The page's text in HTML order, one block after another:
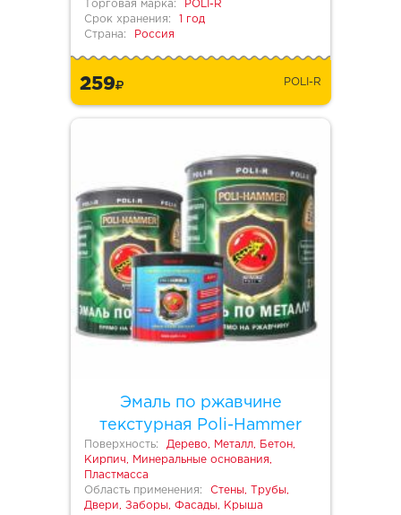
Торговая марка:
POLI-R
Срок хранения:
1 год
Страна:
Россия
259 POLI-R
Эмаль по ржавчине
текстурная Poli-Hammer
Поверхность:
Дерево, Металл, Бетон,
Кирпич, Минеральные основания,
Пластмасса
Область применения:
Стены, Трубы,
Двери, Заборы, Фасады, Крыша